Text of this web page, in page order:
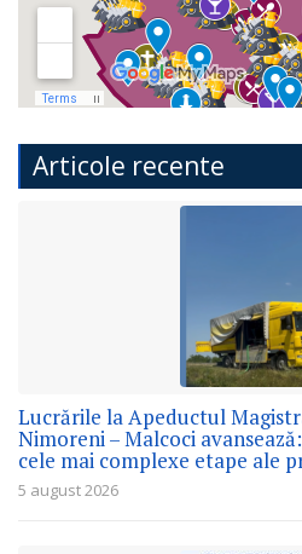
Articole recente
Lucrările la Apeductul
Nimoreni – Malcoci
cele mai complexe etape ale
5 august 2026